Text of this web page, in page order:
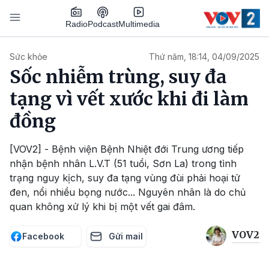
Nhảy đến nội dung
RadioPodcastMultimedia
Sức khỏe Thứ năm, 18:14, 04/09/2025
Sốc nhiễm trùng, suy đa
tạng vì vết xước khi đi làm
đồng
[VOV2] - Bệnh viện Bệnh Nhiệt đới Trung ương tiếp
nhận bệnh nhân L.V.T (51 tuổi, Sơn La) trong tình
trạng nguy kịch, suy đa tạng vùng đùi phải hoại tử
đen, nổi nhiều bọng nước... Nguyên nhân là do chủ
quan không xử lý khi bị một vết gai đâm.
Facebook Gửi mail VOV2